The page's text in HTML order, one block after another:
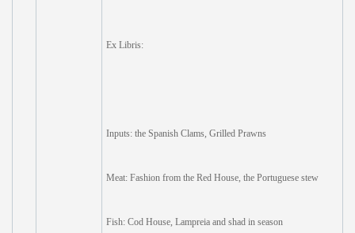
Ex Libris:
Inputs: the Spanish Clams, Grilled Prawns
Meat: Fashion from the Red House, the Portuguese stew
Fish: Cod House, Lampreia and shad in season